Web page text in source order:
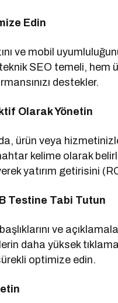
Edin
ve mobil
SEO temeli, hem
destekler.
Olarak Yönetin
ürün veya
kelime olarak
yatırım getirisini
Testine Tabi Tutun
ve
daha yüksek
optimize edin.